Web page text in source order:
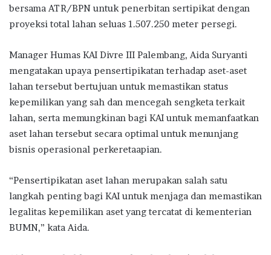
bersama ATR/BPN untuk penerbitan sertipikat dengan
proyeksi total lahan seluas 1.507.250 meter persegi.
Manager Humas KAI Divre III Palembang, Aida Suryanti
mengatakan upaya pensertipikatan terhadap aset-aset
lahan tersebut bertujuan untuk memastikan status
kepemilikan yang sah dan mencegah sengketa terkait
lahan, serta memungkinan bagi KAI untuk memanfaatkan
aset lahan tersebut secara optimal untuk menunjang
bisnis operasional perkeretaapian.
“Pensertipikatan aset lahan merupakan salah satu
langkah penting bagi KAI untuk menjaga dan memastikan
legalitas kepemilikan aset yang tercatat di kementerian
BUMN,” kata Aida.